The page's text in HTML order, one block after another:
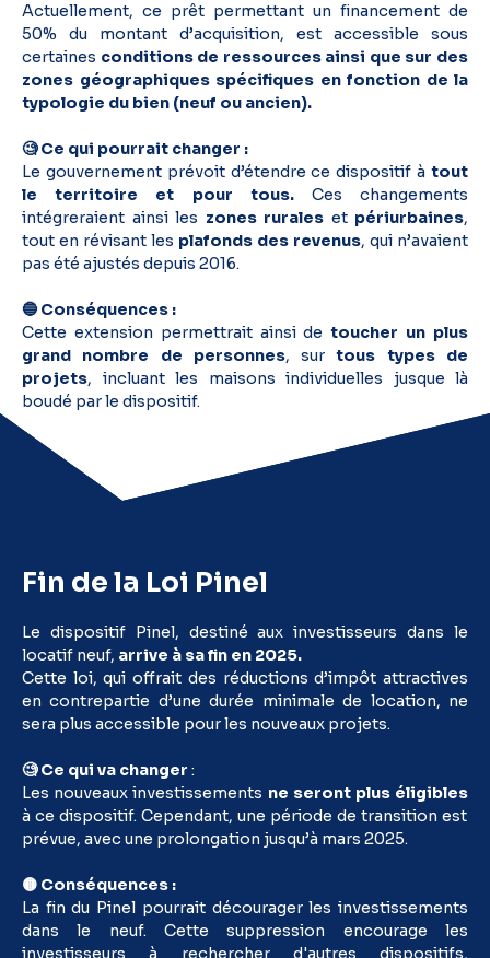
Actuellement, ce prêt permettant un financement de
50% du montant d’acquisition, est accessible sous
certaines conditions de ressources ainsi que sur des
zones géographiques spécifiques en fonction de la
typologie du bien (neuf ou ancien).
🧐 Ce qui pourrait changer :
Le gouvernement prévoit d’étendre ce dispositif à tout
le territoire et pour tous. Ces changements
intégreraient ainsi les zones rurales et périurbaines,
tout en révisant les plafonds des revenus, qui n’avaient
pas été ajustés depuis 2016.
🔵 Conséquences :
Cette extension permettrait ainsi detoucher un plus
grand nombre de personnes, surtous types de
projets, incluant les maisons individuelles jusque là
boudé par le dispositif.
Fin de la Loi Pinel
Le dispositif Pinel, destiné aux investisseurs dans le
locatif neuf, arrive à sa fin en 2025.
Cette loi, qui offrait des réductions d’impôt attractives
en contrepartie d’une durée minimale de location, ne
sera plus accessible pour les nouveaux projets.
🧐 Ce qui va changer :
Les nouveaux investissements ne seront plus éligibles
à ce dispositif. Cependant, une période de transition est
prévue, avec une prolongation jusqu’à mars 2025.
🟡 Conséquences :
La fin du Pinel pourrait décourager les investissements
dans le neuf. Cette suppression encourage les
investisseurs à rechercher d'autres dispositifs,